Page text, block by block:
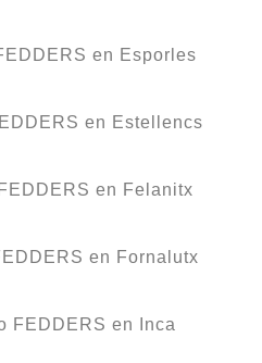
en Esporles
en Estellencs
en Felanitx
en Fornalutx
FEDDERS en Inca